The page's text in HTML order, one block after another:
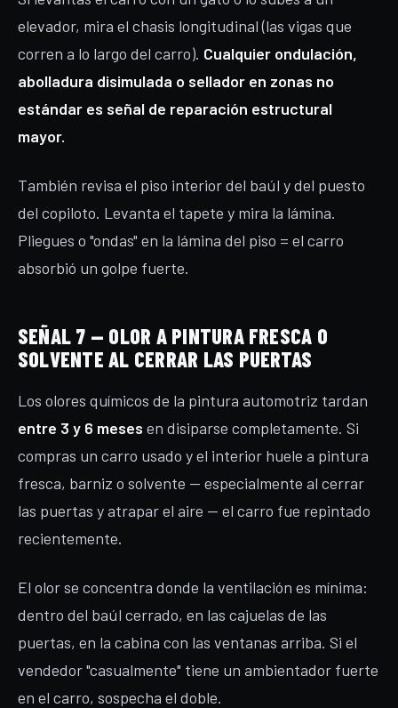
elevador, mira el chasis longitudinal (las vigas que
corren a lo largo del carro). Cualquier ondulación,
abolladura disimulada o sellador en zonas no
estándar es señal de reparación estructural
mayor.
También revisa el piso interior del baúl y del puesto
del copiloto. Levanta el tapete y mira la lámina.
Pliegues o "ondas" en la lámina del piso = el carro
absorbió un golpe fuerte.
SEÑAL 7 — OLOR A PINTURA FRESCA O
SOLVENTE AL CERRAR LAS PUERTAS
Los olores químicos de la pintura automotriz tardan
entre 3 y 6 meses en disiparse completamente. Si
compras un carro usado y el interior huele a pintura
fresca, barniz o solvente — especialmente al cerrar
las puertas y atrapar el aire — el carro fue repintado
recientemente.
El olor se concentra donde la ventilación es mínima:
dentro del baúl cerrado, en las cajuelas de las
puertas, en la cabina con las ventanas arriba. Si el
vendedor "casualmente" tiene un ambientador fuerte
en el carro, sospecha el doble.